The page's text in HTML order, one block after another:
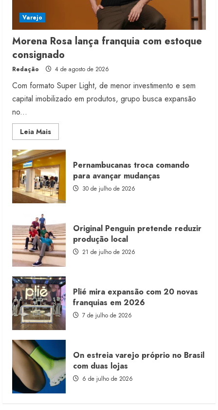
Varejo
Morena Rosa lança franquia com estoque
consignado
Redação 4 de agosto de 2026
Com formato Super Light, de menor investimento e sem
capital imobilizado em produtos, grupo busca expansão
no...
Leia MaisRead
more
Morena
Rosa
lança
franquia
com
estoque
consignado
Pernambucanas troca comando
para avançar mudanças
30 de julho de 2026
Original Penguin pretende reduzir
produção local
21 de julho de 2026
Plié mira expansão com 20 novas
franquias em 2026
7 de julho de 2026
On estreia varejo próprio no Brasil
com duas lojas
6 de julho de 2026